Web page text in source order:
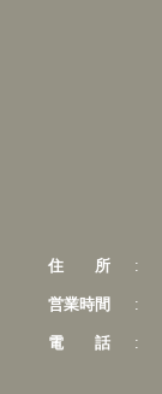
住 所 :
営業時間 :
電話 :